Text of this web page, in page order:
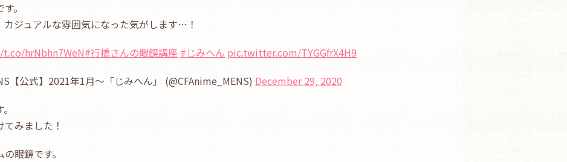
。
ジュアルな雰囲気になった気がします…！
hrNbhn7WeN#行橋さんの眼鏡講座 #じみへん pic.twitter.com/TYGGfrX4H9
【公式】2021年1月〜「じみへん」 (@CFAnime_MENS) December 29, 2020
みました！
眼鏡です。